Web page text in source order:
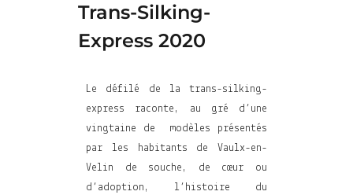
Trans-Silking-
Express 2020
Le défilé de la trans-silking-
express raconte, au gré d’une
vingtaine de modèles présentés
par les habitants de Vaulx-en-
Velin de souche, de cœur ou
d’adoption, l’histoire du